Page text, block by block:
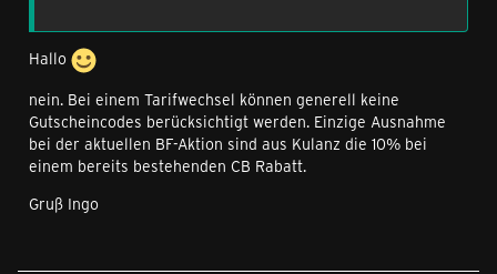
Hallo
nein. Bei einem Tarifwechsel können generell keine
Gutscheincodes berücksichtigt werden. Einzige Ausnahme
bei der aktuellen BF-Aktion sind aus Kulanz die 10% bei
einem bereits bestehenden CB Rabatt.
Gruß Ingo